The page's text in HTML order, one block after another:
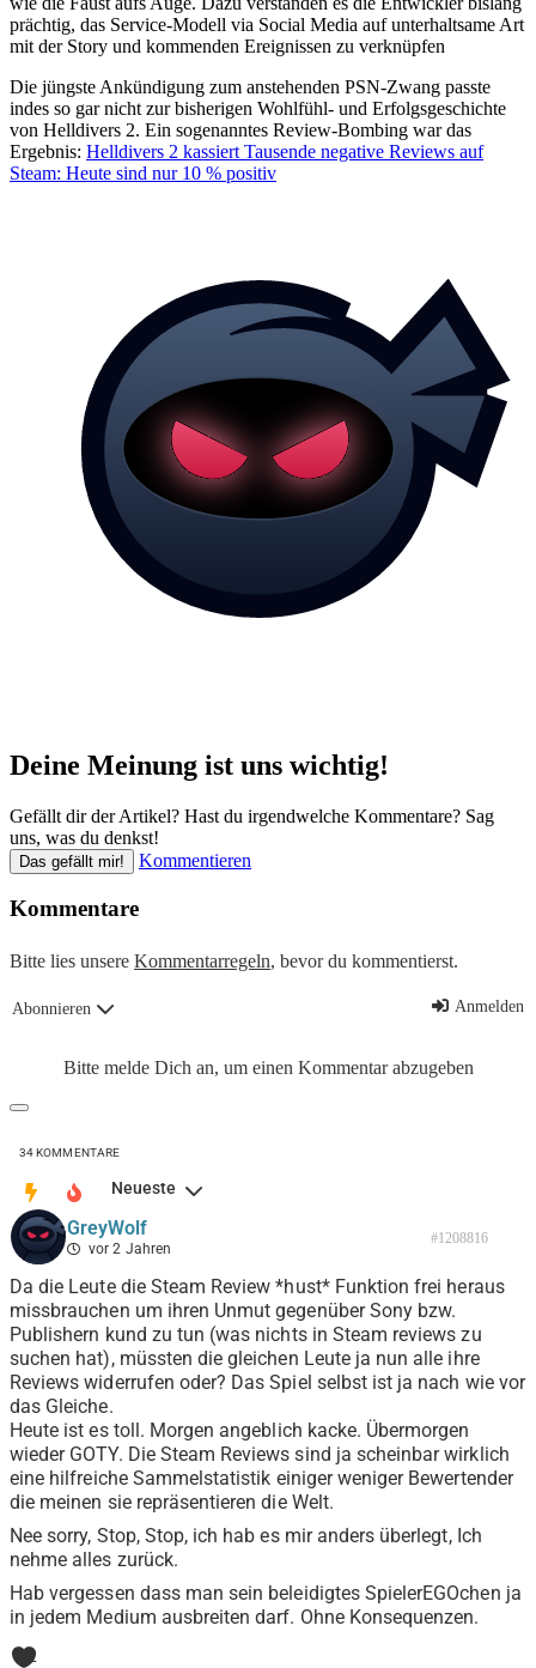
prächtig, das Service-Modell via Social Media auf unterhaltsame Art
mit der Story und kommenden Ereignissen zu verknüpfen
Die jüngste Ankündigung zum anstehenden PSN-Zwang passte
indes so gar nicht zur bisherigen Wohlfühl- und Erfolgsgeschichte
von Helldivers 2. Ein sogenanntes Review-Bombing war das
Ergebnis: Helldivers 2 kassiert Tausende negative Reviews auf
Steam: Heute sind nur 10 % positiv
Deine Meinung ist uns wichtig!
Gefällt dir der Artikel? Hast du irgendwelche Kommentare? Sag
uns, was du denkst!
Das gefällt mir! Kommentieren
Kommentare
Bitte lies unsere Kommentarregeln, bevor du kommentierst.
Abonnieren Anmelden
Bitte melde Dich an, um einen Kommentar abzugeben
34KOMMENTARE
Neueste
GreyWolf
vor 2 Jahren
#1208816
Da die Leute die Steam Review *hust* Funktion frei heraus
missbrauchen um ihren Unmut gegenüber Sony bzw.
Publishern kund zu tun (was nichts in Steam reviews zu
suchen hat), müssten die gleichen Leute ja nun alle ihre
Reviews widerrufen oder? Das Spiel selbst ist ja nach wie vor
das Gleiche.
Heute ist es toll. Morgen angeblich kacke. Übermorgen
wieder GOTY. Die Steam Reviews sind ja scheinbar wirklich
eine hilfreiche Sammelstatistik einiger weniger Bewertender
die meinen sie repräsentieren die Welt.
Nee sorry, Stop, Stop, ich hab es mir anders überlegt, Ich
nehme alles zurück.
Hab vergessen dass man sein beleidigtes SpielerEGOchen ja
in jedem Medium ausbreiten darf. Ohne Konsequenzen.
2